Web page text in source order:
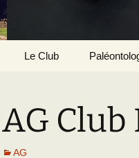
Le Club
Paris
Grignon
Le Bassin
AG
AG